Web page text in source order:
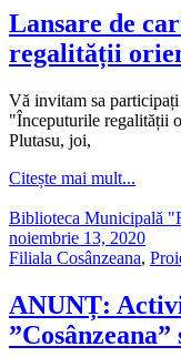
Lansare de
regalității
Vă invitam sa
"Începuturile regalității
Plutasu, joi,
Citește mai mult...
Biblioteca Municipală
noiembrie 13, 2020
Filiala Cosânzeana,
ANUNȚ: